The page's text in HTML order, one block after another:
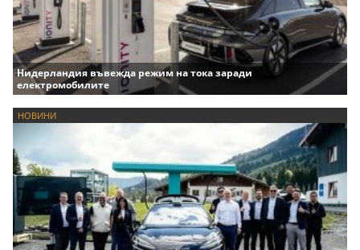
Нидерландия въвежда режим на тока заради
електромобилите
НОВИНИ